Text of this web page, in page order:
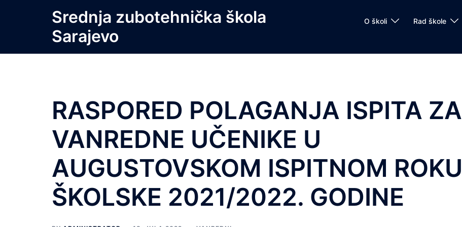
Srednja zubotehnička škola
Sarajevo
O školi Rad škole
RASPORED POLAGANJA ISPITA ZA
VANREDNE UČENIKE U
AUGUSTOVSKOM ISPITNOM ROKU
ŠKOLSKE 2021/2022. GODINE